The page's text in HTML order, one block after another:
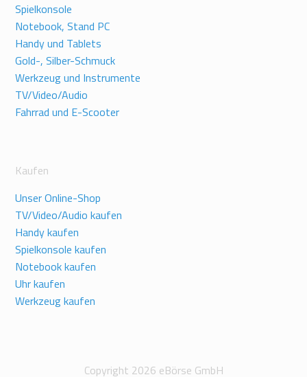
Spielkonsole
Notebook, Stand PC
Handy und Tablets
Gold-, Silber-Schmuck
Werkzeug und Instrumente
TV/Video/Audio
Fahrrad und E-Scooter
Kaufen
Unser Online-Shop
TV/Video/Audio kaufen
Handy kaufen
Spielkonsole kaufen
Notebook kaufen
Uhr kaufen
Werkzeug kaufen
Copyright 2026 eBörse GmbH